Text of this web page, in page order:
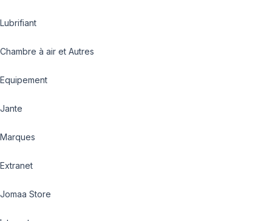
Lubrifiant
Chambre à air et Autres
Equipement
Jante
Marques
Extranet
Jomaa Store